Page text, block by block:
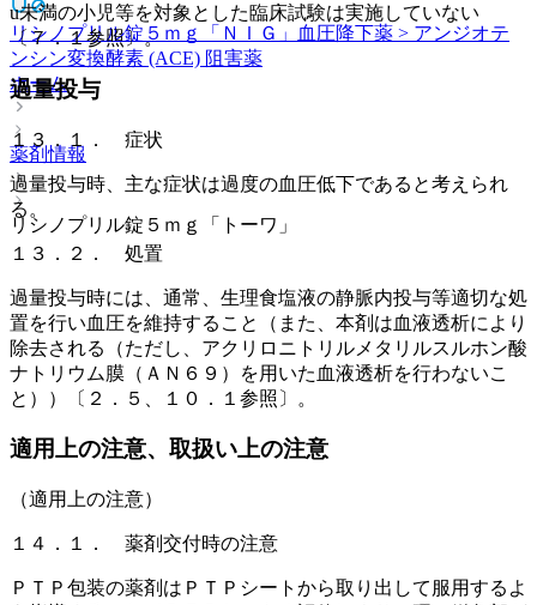
リシノプリル錠５ｍｇ「ＮＩＧ」
血圧降下薬 > アンジオテ
ンシン変換酵素 (ACE) 阻害薬
ホーム
薬剤情報
リシノプリル錠５ｍｇ「トーワ」
u未満の小児等を対象とした臨床試験は実施していない
〔７．１参照〕。
過量投与
１３．１． 症状
過量投与時、主な症状は過度の血圧低下であると考えられ
る。
１３．２． 処置
過量投与時には、通常、生理食塩液の静脈内投与等適切な処
置を行い血圧を維持すること（また、本剤は血液透析により
除去される（ただし、アクリロニトリルメタリルスルホン酸
ナトリウム膜（ＡＮ６９）を用いた血液透析を行わないこ
と））〔２．５、１０．１参照〕。
適用上の注意、取扱い上の注意
（適用上の注意）
１４．１． 薬剤交付時の注意
ＰＴＰ包装の薬剤はＰＴＰシートから取り出して服用するよ